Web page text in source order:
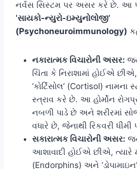
નર્વસ સિસ્ટમ પર અસર કરે છે. આ
‘સાયકો-ન્યુરો-ઇમ્યુનોલોજી’
(Psychoneuroimmunology)
નકારાત્મક વિચારોની અસર:
ચિંતા કે નિરાશામાં હોઈએ
‘કોર્ટિસોલ’ (Cortisol) નામના
સ્ત્રાવ કરે છે. આ હોર્મોન
નબળી પાડે છે અને શરીરમાં
વધારે છે, જેનાથી રિકવરી
સકારાત્મક વિચારોની અસર:
આશાવાદી હોઈએ છીએ, ત્યારે
(Endorphins) અને